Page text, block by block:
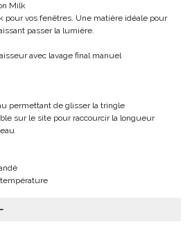
Milk
pour vos fenêtres. Une matière idéale pour
passer la lumière.
avec lavage final manuel
permettant de glisser la tringle
sur le site pour raccourcir la longueur
température